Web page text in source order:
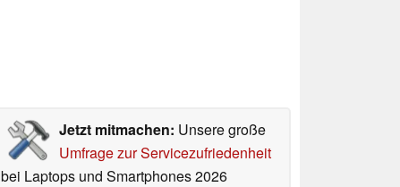
Jetzt mitmachen: Unsere große
Umfrage zur Servicezufriedenheit
bei Laptops und Smartphones 2026